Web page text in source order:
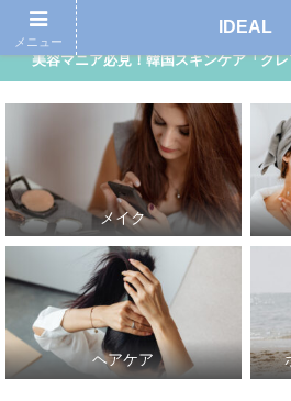
アイディール｜自分らしさ、理想的な自
美容マニア必見！韓国スキンケア「ク
メイク
ヘアケア
メニュー
IDEAL